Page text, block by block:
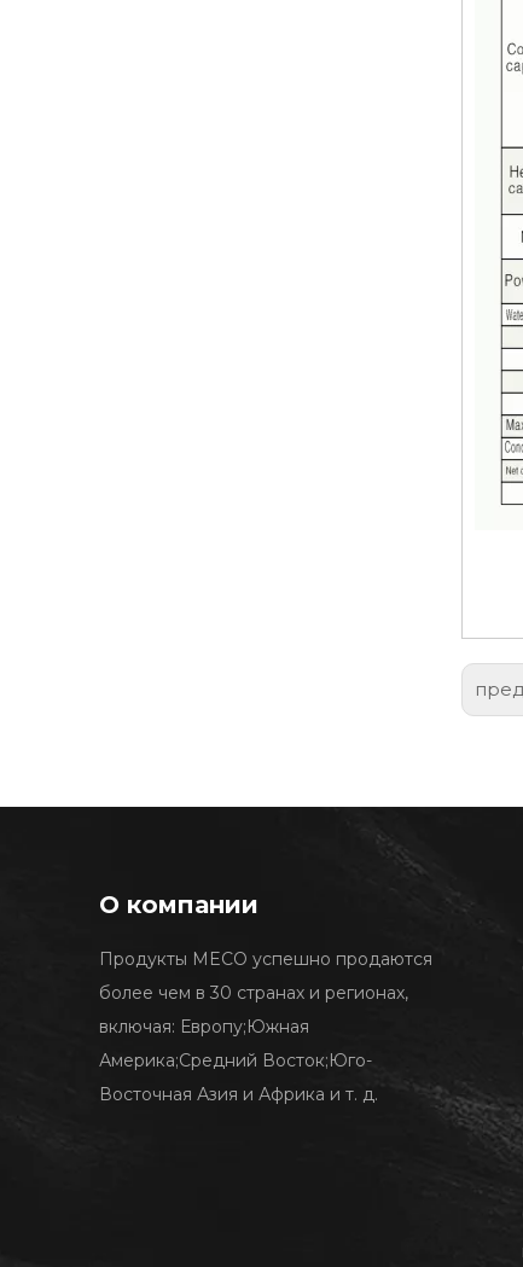
О компании
Продукты MECO успешно продаются
более чем в 30 странах и регионах,
включая: Европу;Южная
Америка;Средний Восток;Юго-
Восточная Азия и Африка и т. д.